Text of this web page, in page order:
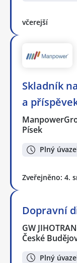
včerejší
Skladník
a
Písek
Plný
Zveřejněno: 4.
Dopravní
GW
České
Plný